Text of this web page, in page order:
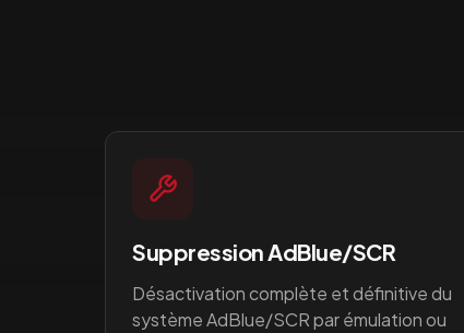
Suppression AdBlue/SCR
Désactivation complète et définitive du
système AdBlue/SCR par émulation ou